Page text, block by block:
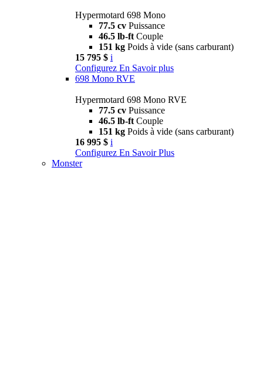
Hypermotard 698 Mono
77.5 cv Puissance
46.5 lb-ft Couple
151 kg Poids à vide (sans carburant)
15 795 $ i
Configurez En Savoir plus
698 Mono RVE
Hypermotard 698 Mono RVE
77.5 cv Puissance
46.5 lb-ft Couple
151 kg Poids à vide (sans carburant)
16 995 $ i
Configurez En Savoir Plus
Monster